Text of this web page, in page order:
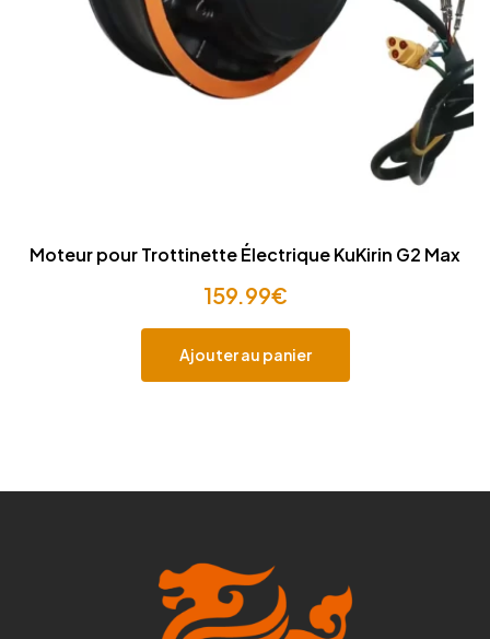
Moteur pour Trottinette Électrique KuKirin G2 Max
159.99€
Ajouter au panier